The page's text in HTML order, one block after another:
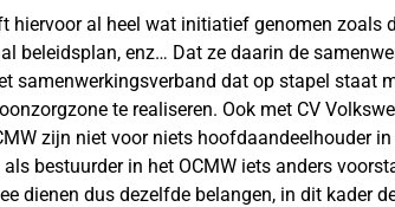
hiervoor al heel wat initiatief genomen zoals
beleidsplan, enz… Dat ze daarin de
samenwerkingsverband dat op stapel staat
te realiseren. Ook met CV
zijn niet voor niets hoofdaandeelhouder in
bestuurder in het OCMW iets anders
dienen dus dezelfde belangen, in dit kader